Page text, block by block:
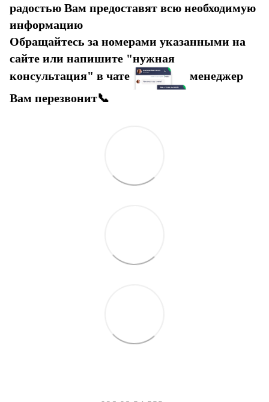
радостью Вам предоставят всю необходимую
информацию
Обращайтесь за номерами указанными на
сайте или напишите "нужная
консультация" в чате
менеджер
Вам перезвонит📞